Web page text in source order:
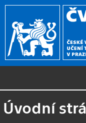
Úvodní